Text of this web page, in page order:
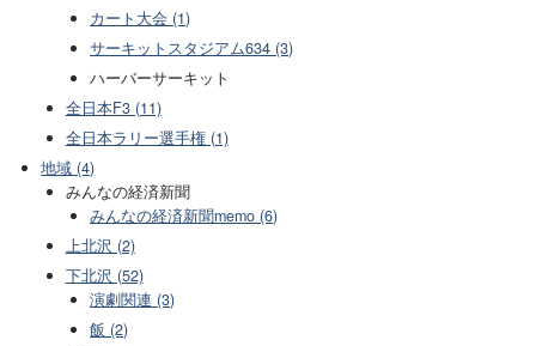
カート大会 (1)
サーキットスタジアム634 (3)
ハーバーサーキット
全日本F3 (11)
全日本ラリー選手権 (1)
地域 (4)
みんなの経済新聞
みんなの経済新聞memo (6)
上北沢 (2)
下北沢 (52)
演劇関連 (3)
飯 (2)